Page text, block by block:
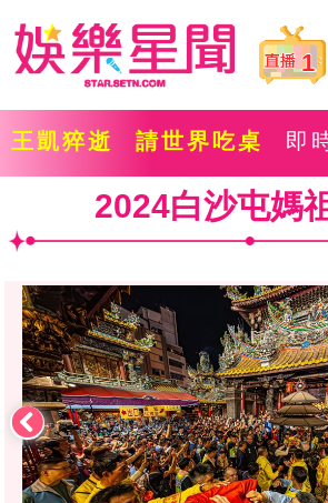
1
王凱猝逝 請世界吃桌 即
2024白沙屯媽